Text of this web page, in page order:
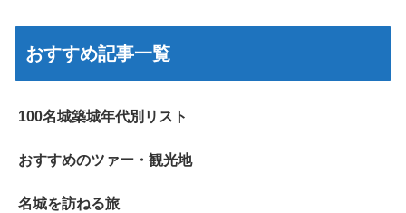
おすすめ記事一覧
100名城築城年代別リスト
おすすめのツァー・観光地
名城を訪ねる旅